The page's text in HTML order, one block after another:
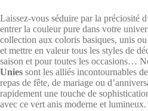
Laissez-vous séduire par la préciosité
entrer la couleur pure dans votre
collection aux coloris basiques, unis
et mettre en valeur tous les styles de
saison et pour toutes les occasions…
Unies sont les alliés incontournables
repas de fête, de mariage ou
rapidement une touche de
avec ce vert anis moderne et lumineux.